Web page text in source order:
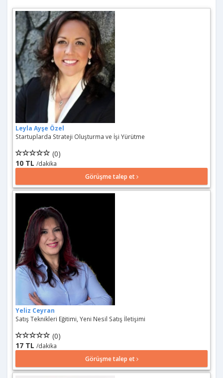
Leyla Ayşe Özel
Startuplarda Strateji Oluşturma ve İşi Yürütme
(0)
10 TL /dakika
Görüşme talep et
Yeliz Ceyran
Satış Teknikleri Eğitimi, Yeni Nesil Satış İletişimi
(0)
17 TL /dakika
Görüşme talep et